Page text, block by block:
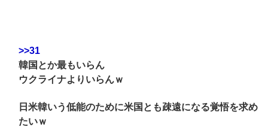
>>31
韓国とか最もいらん
ウクライナよりいらんｗ
日米韓いう低能のために米国とも疎遠になる覚悟を求め
たいｗ